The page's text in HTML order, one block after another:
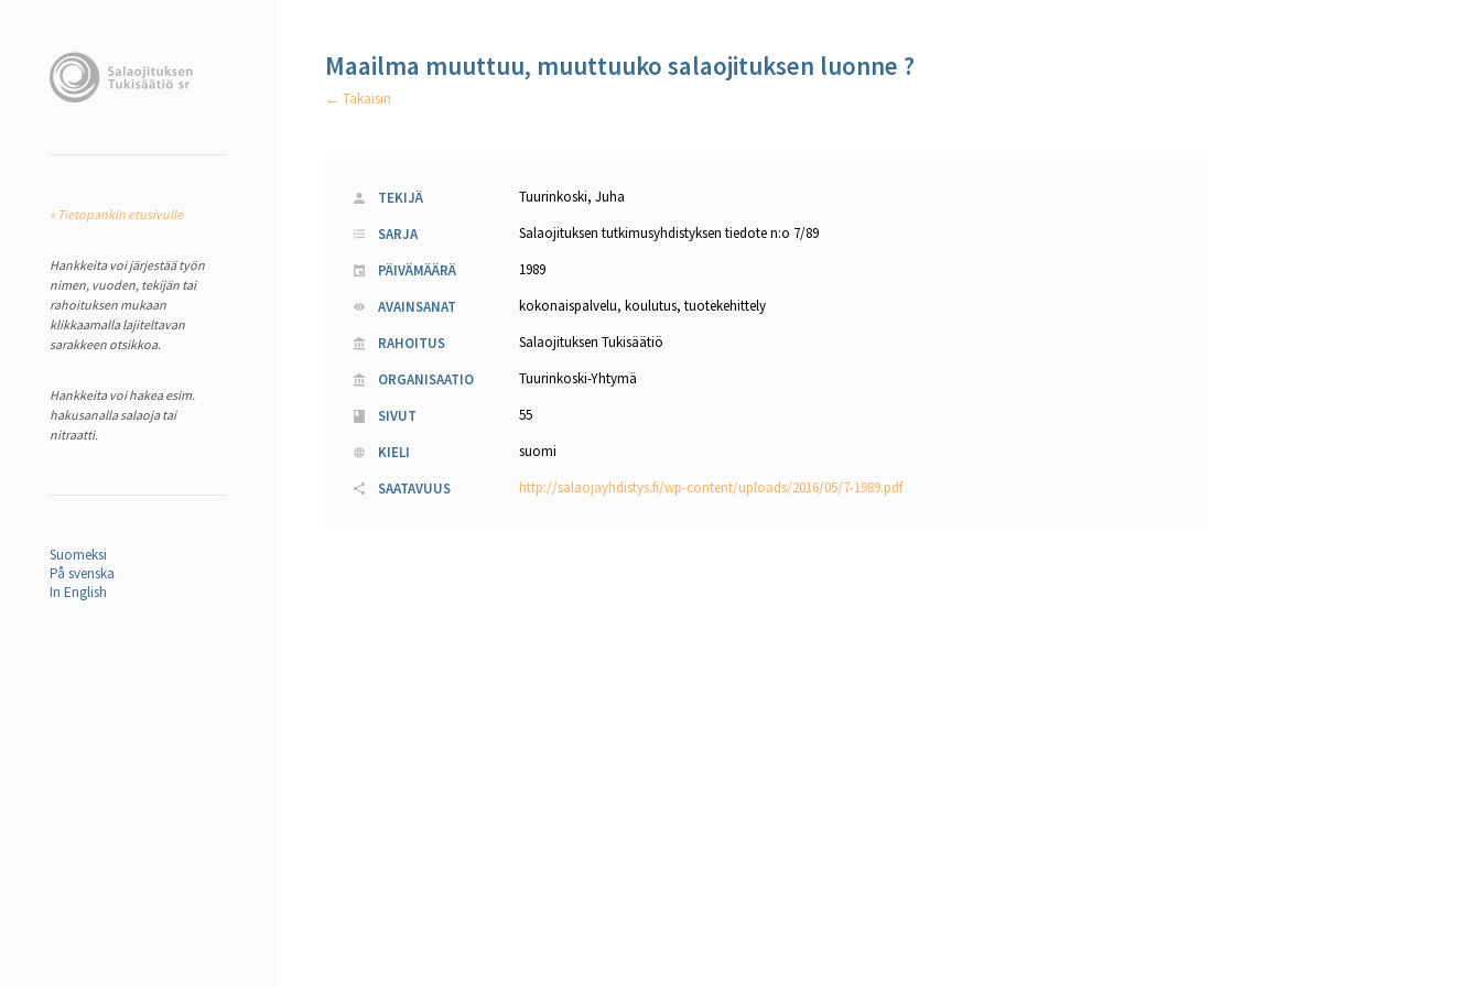
« Tietopankin etusivulle
Hankkeita voi järjestää työn
nimen, vuoden, tekijän tai
rahoituksen mukaan
klikkaamalla lajiteltavan
sarakkeen otsikkoa.
Hankkeita voi hakea esim.
hakusanalla salaoja tai
nitraatti.
Suomeksi
På svenska
In English
Maailma muuttuu, muuttuuko salaojituksen luonne ?
← Takaisin
TEKIJÄ
Tuurinkoski, Juha
SARJA
Salaojituksen tutkimusyhdistyksen tiedote n:o 7/89
PÄIVÄMÄÄRÄ
1989
AVAINSANAT
kokonaispalvelu, koulutus, tuotekehittely
RAHOITUS
Salaojituksen Tukisäätiö
ORGANISAATIO
Tuurinkoski-Yhtymä
SIVUT
55
KIELI
suomi
SAATAVUUS
http://salaojayhdistys.fi/wp-content/uploads/2016/05/7-1989.pdf